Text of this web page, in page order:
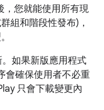
，您就能使用所有現
組和階段性發布)，
如果新版應用程式
會確保使用者不必重
只會下載變更內